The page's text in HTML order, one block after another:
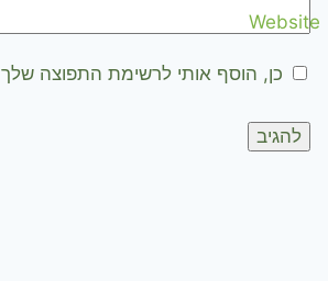
Website
כן, הוסף אותי לרשימת התפוצה שלך